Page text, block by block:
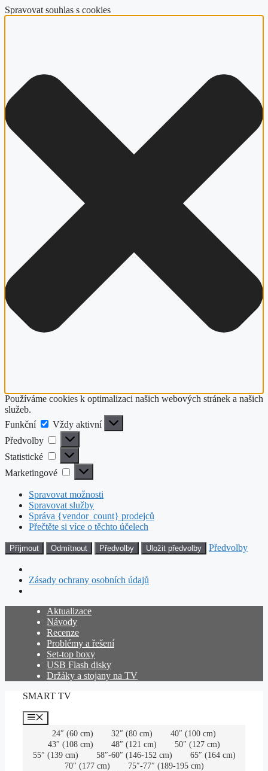
Spravovat souhlas s cookies
Používáme cookies k optimalizaci našich webových stránek a našich
služeb.
Funkční
Funkční
Vždy aktivní
Předvolby
Předvolby
Statistické Statistické
Marketingové Marketingové
Spravovat možnosti
Spravovat služby
Správa {vendor_count} prodejců
Přečtěte si více o těchto účelech
Příjmout Odmítnout Předvolby Uložit předvolby Předvolby
Zásady ochrany osobních údajů
Přeskočit
Aktualizace
Návody
Recenze
Problémy a řešení
Set-top boxy
USB Flash disky
Držáky a stojany na TV
SMART TV
Menu
24″ (60 cm)
32″ (80 cm)
40″ (100 cm)
43″ (108 cm)
48″ (121 cm)
50″ (127 cm)
55″ (139 cm)
58″-60″ (146-152 cm)
65″ (164 cm)
70″ (177 cm)
75″-77″ (189-195 cm)